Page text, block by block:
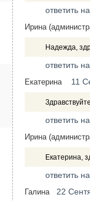
ответить
Ирина
Надежда,
ответить
Екатерина 11
ответить
Ирина
Екатерина,
ответить
Галина 22